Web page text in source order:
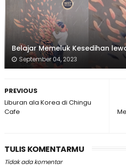
Belajar Memeluk Kesedihan
September 04, 2023
PREVIOUS
Liburan ala Korea di Chingu
Cafe
TULIS KOMENTARMU
Tidak ada komentar